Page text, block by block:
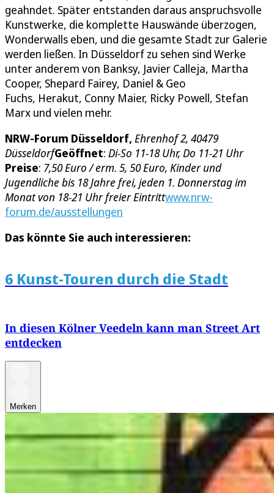
geahndet. Später entstanden daraus anspruchsvolle
Kunstwerke, die komplette Hauswände überzogen,
Wonderwalls eben, und die gesamte Stadt zur Galerie
werden ließen. In Düsseldorf zu sehen sind Werke
unter anderem von Banksy, Javier Calleja, Martha
Cooper, Shepard Fairey, Daniel & Geo
Fuchs, Herakut, Conny Maier, Ricky Powell, Stefan
Marx und vielen mehr.
NRW-Forum Düsseldorf, Ehrenhof 2, 40479
DüsseldorfGeöffnet: Di-So 11-18 Uhr, Do 11-21 Uhr
Preise: 7,50 Euro / erm. 5, 50 Euro, Kinder und
Jugendliche bis 18 Jahre frei, jeden 1. Donnerstag im
Monat von 18-21 Uhr freier Eintrittwww.nrw-
forum.de/ausstellungen
Das könnte Sie auch interessieren:
6 Kunst-Touren durch die Stadt
In diesen Kölner Veedeln kann man Street Art
entdecken
Merken